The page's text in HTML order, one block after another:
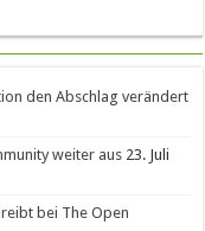
den Abschlag verändert
weiter aus 23. Juli
bei The Open